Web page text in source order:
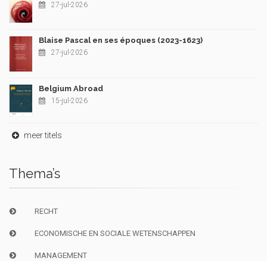
27-jul-2026
Blaise Pascal en ses époques (2023-1623)
27-jul-2026
Belgium Abroad
15-jul-2026
meer titels
Thema’s
RECHT
ECONOMISCHE EN SOCIALE WETENSCHAPPEN
MANAGEMENT